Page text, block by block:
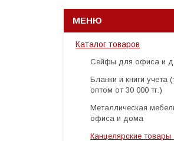
Каталог товаров
Сейфы для офиса и
Бланки и книги учета
оптом от 30 000 тг.)
Металлическая
офиса и дома
Канцелярские товары